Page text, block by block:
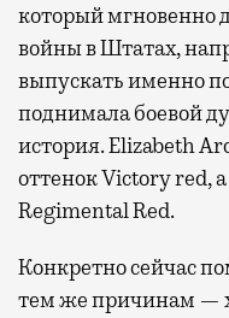
который мгновенно
войны в Штатах,
выпускать именно
поднимала боевой
история. Elizabeth
оттенок Victory red,
Regimental Red.
Конкретно сейчас
тем же причинам —